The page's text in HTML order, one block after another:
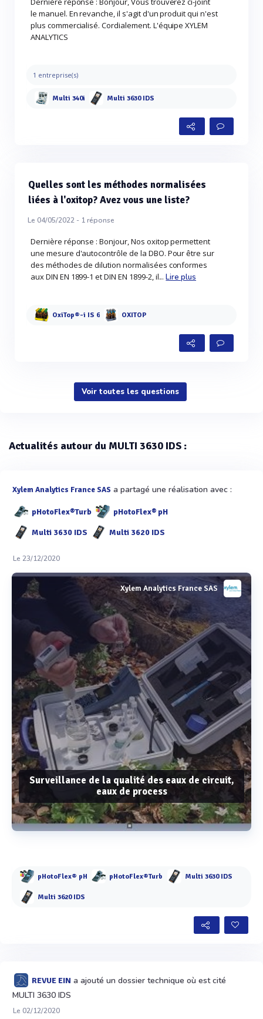
le manuel. En revanche, il s'agit d'un produit qui n'est
plus commercialisé. Cordialement. L'équipe XYLEM
ANALYTICS
1 entreprise(s)
Multi 340i Multi 3630 IDS
Quelles sont les méthodes normalisées
liées à l'oxitop? Avez vous une liste?
Le 04/05/2022 - 1réponse
Dernière réponse : Bonjour, Nos oxitop permettent
une mesure d'autocontrôle de la DBO. Pour être sur
des méthodes de dilution normalisées conformes
aux DIN EN 1899-1 et DIN EN 1899-2, il...Lire plus
OxiTop®-i IS 6 OXITOP
Voir toutes les questions
Actualités autour du MULTI 3630 IDS :
Xylem Analytics France SAS a partagé une réalisation avec :
pHotoFlex®Turb pHotoFlex® pH
Multi 3630 IDS Multi 3620 IDS
Le 23/12/2020
Xylem Analytics France SAS
Surveillance de la qualité des eaux de circuit,
eaux de process
Voir plus
pHotoFlex® pH pHotoFlex®Turb Multi 3630 IDS
Multi 3620 IDS
REVUE EIN a ajouté un dossier technique où est cité
MULTI 3630 IDS
Le 02/12/2020